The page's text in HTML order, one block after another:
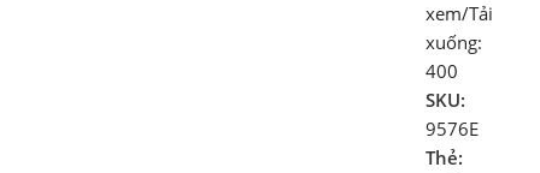
xem/Tải
xuống:
400
SKU:
9576E
Thẻ: